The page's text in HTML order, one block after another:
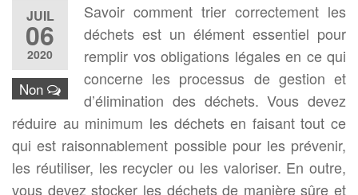
JUIL
06
2020
Non
Savoir comment trier correctement les
déchets est un élément essentiel pour
remplir vos obligations légales en ce qui
concerne les processus de gestion et
d’élimination des déchets. Vous devez
réduire au minimum les déchets en faisant tout ce
qui est raisonnablement possible pour les prévenir,
les réutiliser, les recycler ou les valoriser. En outre,
vous devez stocker les déchets de manière sûre et